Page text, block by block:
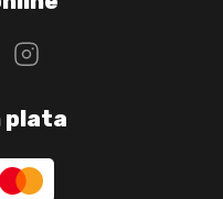
plata